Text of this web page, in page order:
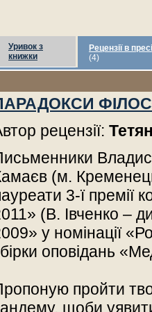
Уривок з
книжки
Рецензії в пресі
(4)
рецензії:
(м.
3-ї
(В. Івченко –
у номінації
оповідань
пройти
щоби